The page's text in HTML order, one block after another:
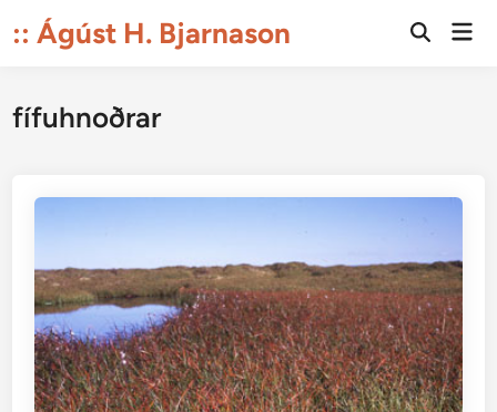
to:: Ágúst H. Bjarnason
Open
fífuhnoðrar